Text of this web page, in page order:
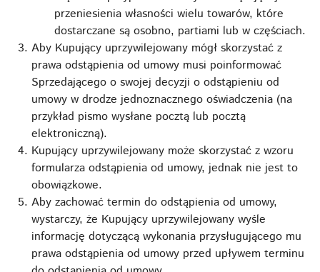
przeniesienia własności wielu towarów, które
dostarczane są osobno, partiami lub w częściach.
Aby Kupujący uprzywilejowany mógł skorzystać z
prawa odstąpienia od umowy musi poinformować
Sprzedającego o swojej decyzji o odstąpieniu od
umowy w drodze jednoznacznego oświadczenia (na
przykład pismo wysłane pocztą lub pocztą
elektroniczną).
Kupujący uprzywilejowany może skorzystać z wzoru
formularza odstąpienia od umowy, jednak nie jest to
obowiązkowe.
Aby zachować termin do odstąpienia od umowy,
wystarczy, że Kupujący uprzywilejowany wyśle
informację dotyczącą wykonania przysługującego mu
prawa odstąpienia od umowy przed upływem terminu